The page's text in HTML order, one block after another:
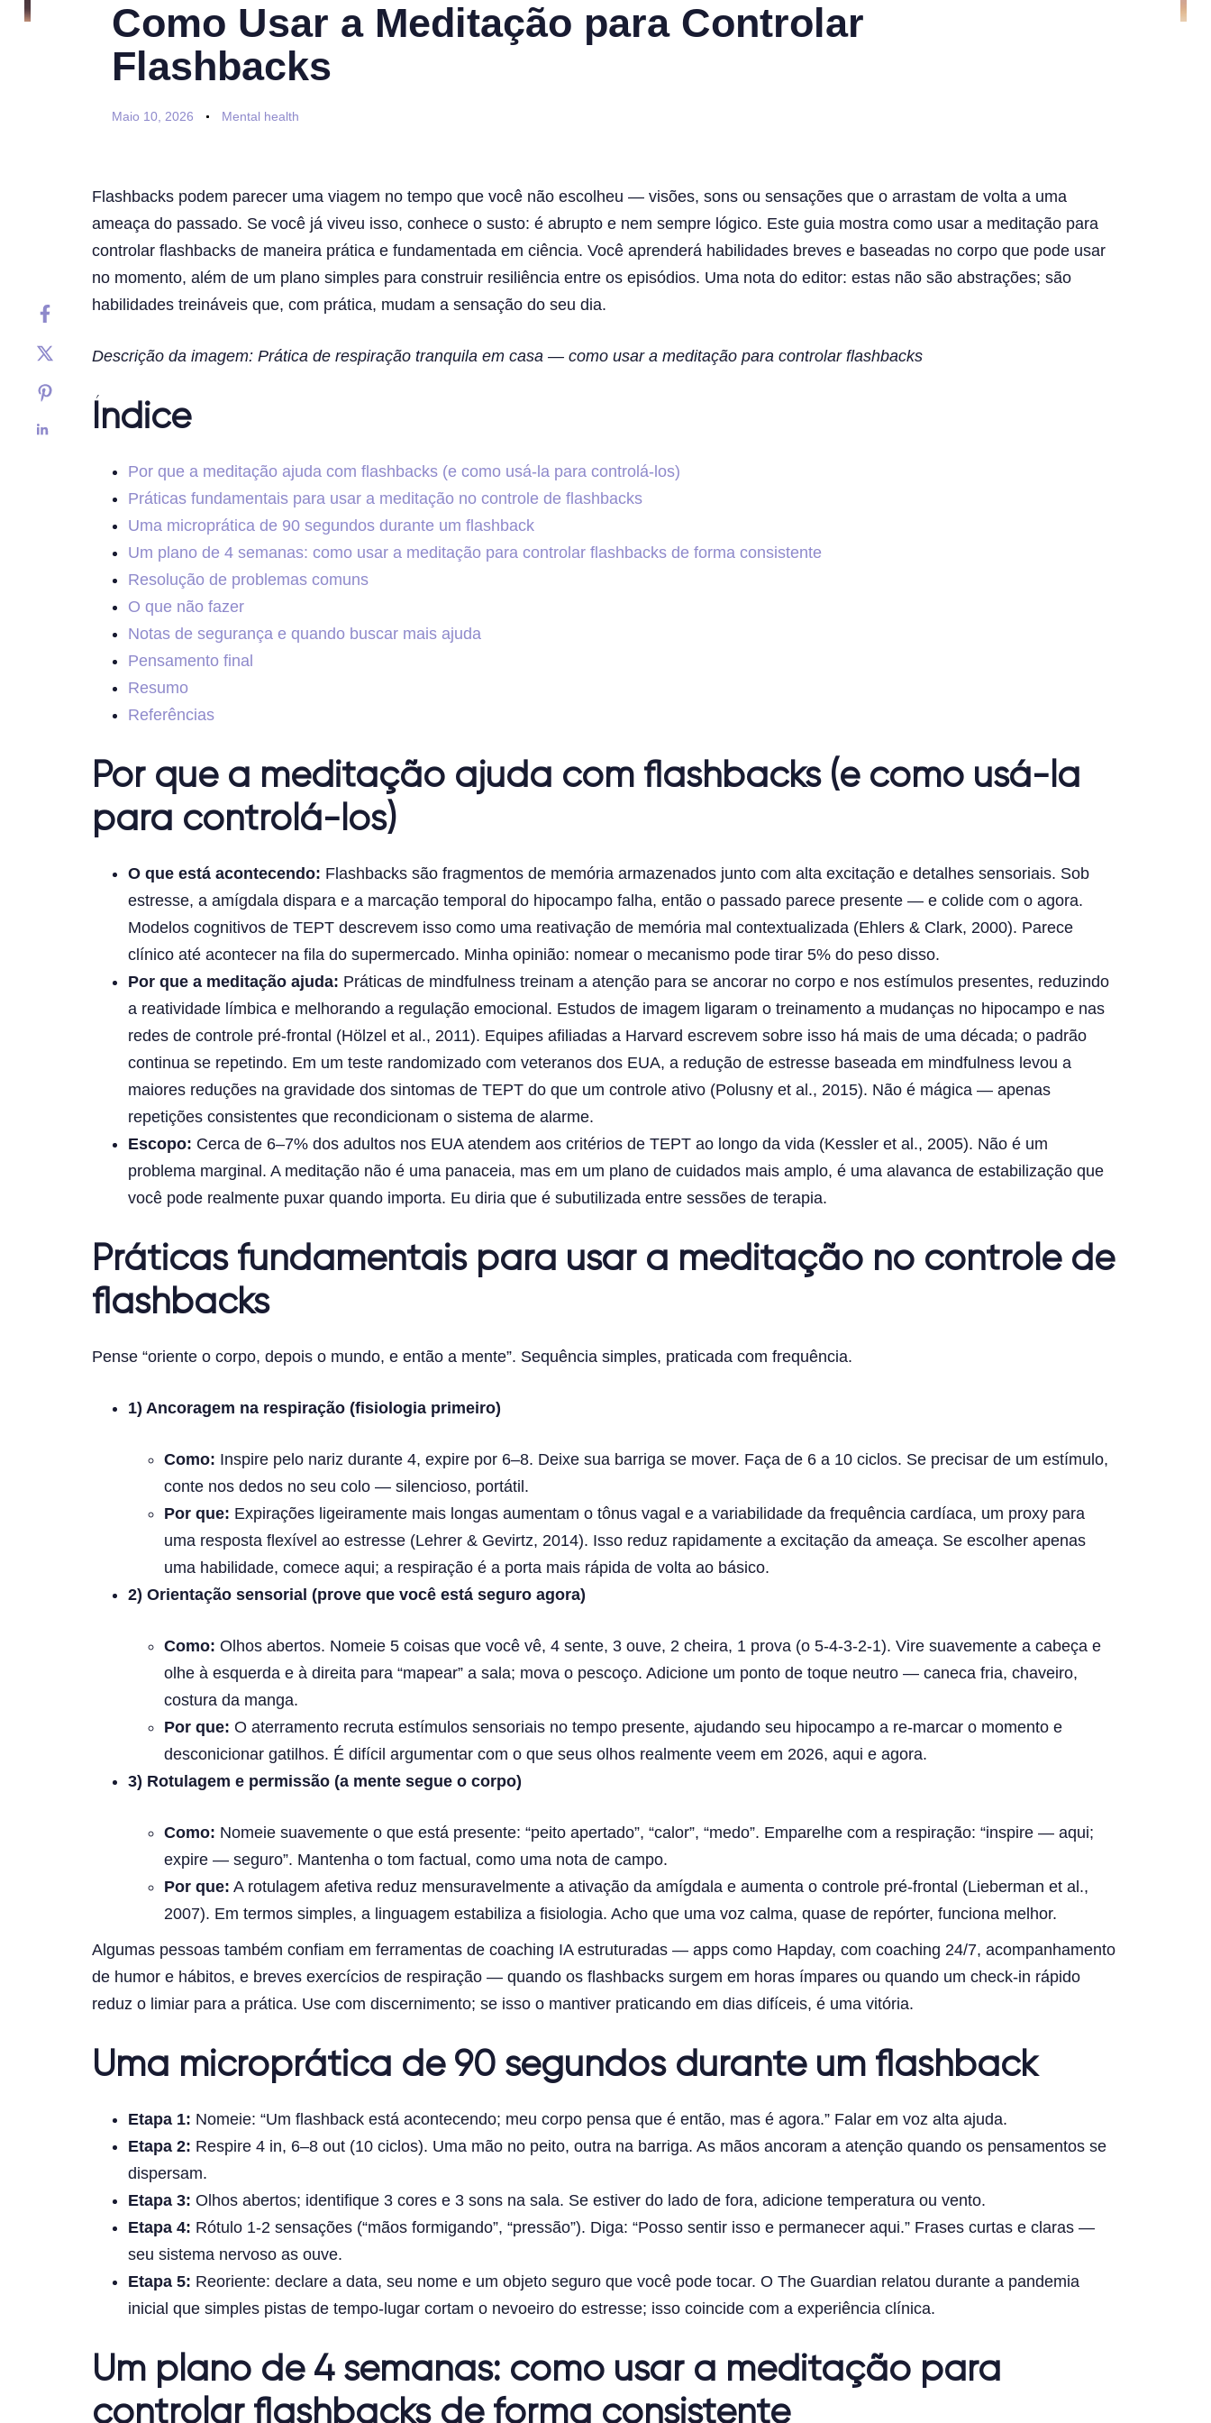
Como Usar a Meditação para Controlar
Flashbacks
Maio 10, 2026 Mental health
Flashbacks podem parecer uma viagem no tempo que você não escolheu — visões, sons ou sensações que o arrastam de volta a uma
ameaça do passado. Se você já viveu isso, conhece o susto: é abrupto e nem sempre lógico. Este guia mostra como usar a meditação para
controlar flashbacks de maneira prática e fundamentada em ciência. Você aprenderá habilidades breves e baseadas no corpo que pode usar
no momento, além de um plano simples para construir resiliência entre os episódios. Uma nota do editor: estas não são abstrações; são
habilidades treináveis que, com prática, mudam a sensação do seu dia.
Descrição da imagem: Prática de respiração tranquila em casa — como usar a meditação para controlar flashbacks
Índice
Por que a meditação ajuda com flashbacks (e como usá-la para controlá-los)
Práticas fundamentais para usar a meditação no controle de flashbacks
Uma microprática de 90 segundos durante um flashback
Um plano de 4 semanas: como usar a meditação para controlar flashbacks de forma consistente
Resolução de problemas comuns
O que não fazer
Notas de segurança e quando buscar mais ajuda
Pensamento final
Resumo
Referências
Por que a meditação ajuda com flashbacks (e como usá-la
para controlá-los)
O que está acontecendo: Flashbacks são fragmentos de memória armazenados junto com alta excitação e detalhes sensoriais. Sob
estresse, a amígdala dispara e a marcação temporal do hipocampo falha, então o passado parece presente — e colide com o agora.
Modelos cognitivos de TEPT descrevem isso como uma reativação de memória mal contextualizada (Ehlers & Clark, 2000). Parece
clínico até acontecer na fila do supermercado. Minha opinião: nomear o mecanismo pode tirar 5% do peso disso.
Por que a meditação ajuda: Práticas de mindfulness treinam a atenção para se ancorar no corpo e nos estímulos presentes, reduzindo
a reatividade límbica e melhorando a regulação emocional. Estudos de imagem ligaram o treinamento a mudanças no hipocampo e nas
redes de controle pré-frontal (Hölzel et al., 2011). Equipes afiliadas a Harvard escrevem sobre isso há mais de uma década; o padrão
continua se repetindo. Em um teste randomizado com veteranos dos EUA, a redução de estresse baseada em mindfulness levou a
maiores reduções na gravidade dos sintomas de TEPT do que um controle ativo (Polusny et al., 2015). Não é mágica — apenas
repetições consistentes que recondicionam o sistema de alarme.
Escopo: Cerca de 6–7% dos adultos nos EUA atendem aos critérios de TEPT ao longo da vida (Kessler et al., 2005). Não é um
problema marginal. A meditação não é uma panaceia, mas em um plano de cuidados mais amplo, é uma alavanca de estabilização que
você pode realmente puxar quando importa. Eu diria que é subutilizada entre sessões de terapia.
Práticas fundamentais para usar a meditação no controle de
flashbacks
Pense “oriente o corpo, depois o mundo, e então a mente”. Sequência simples, praticada com frequência.
1) Ancoragem na respiração (fisiologia primeiro)
Como: Inspire pelo nariz durante 4, expire por 6–8. Deixe sua barriga se mover. Faça de 6 a 10 ciclos. Se precisar de um estímulo,
conte nos dedos no seu colo — silencioso, portátil.
Por que: Expirações ligeiramente mais longas aumentam o tônus vagal e a variabilidade da frequência cardíaca, um proxy para
uma resposta flexível ao estresse (Lehrer & Gevirtz, 2014). Isso reduz rapidamente a excitação da ameaça. Se escolher apenas
uma habilidade, comece aqui; a respiração é a porta mais rápida de volta ao básico.
2) Orientação sensorial (prove que você está seguro agora)
Como: Olhos abertos. Nomeie 5 coisas que você vê, 4 sente, 3 ouve, 2 cheira, 1 prova (o 5‑4‑3‑2‑1). Vire suavemente a cabeça e
olhe à esquerda e à direita para “mapear” a sala; mova o pescoço. Adicione um ponto de toque neutro — caneca fria, chaveiro,
costura da manga.
Por que: O aterramento recruta estímulos sensoriais no tempo presente, ajudando seu hipocampo a re‑marcar o momento e
desconicionar gatilhos. É difícil argumentar com o que seus olhos realmente veem em 2026, aqui e agora.
3) Rotulagem e permissão (a mente segue o corpo)
Como: Nomeie suavemente o que está presente: “peito apertado”, “calor”, “medo”. Emparelhe com a respiração: “inspire — aqui;
expire — seguro”. Mantenha o tom factual, como uma nota de campo.
Por que: A rotulagem afetiva reduz mensuravelmente a ativação da amígdala e aumenta o controle pré-frontal (Lieberman et al.,
2007). Em termos simples, a linguagem estabiliza a fisiologia. Acho que uma voz calma, quase de repórter, funciona melhor.
Algumas pessoas também confiam em ferramentas de coaching IA estruturadas — apps como Hapday, com coaching 24/7, acompanhamento
de humor e hábitos, e breves exercícios de respiração — quando os flashbacks surgem em horas ímpares ou quando um check-in rápido
reduz o limiar para a prática. Use com discernimento; se isso o mantiver praticando em dias difíceis, é uma vitória.
Uma microprática de 90 segundos durante um flashback
Etapa 1: Nomeie: “Um flashback está acontecendo; meu corpo pensa que é então, mas é agora.” Falar em voz alta ajuda.
Etapa 2: Respire 4 in, 6–8 out (10 ciclos). Uma mão no peito, outra na barriga. As mãos ancoram a atenção quando os pensamentos se
dispersam.
Etapa 3: Olhos abertos; identifique 3 cores e 3 sons na sala. Se estiver do lado de fora, adicione temperatura ou vento.
Etapa 4: Rótulo 1-2 sensações (“mãos formigando”, “pressão”). Diga: “Posso sentir isso e permanecer aqui.” Frases curtas e claras —
seu sistema nervoso as ouve.
Etapa 5: Reoriente: declare a data, seu nome e um objeto seguro que você pode tocar. O The Guardian relatou durante a pandemia
inicial que simples pistas de tempo-lugar cortam o nevoeiro do estresse; isso coincide com a experiência clínica.
Um plano de 4 semanas: como usar a meditação para
controlar flashbacks de forma consistente